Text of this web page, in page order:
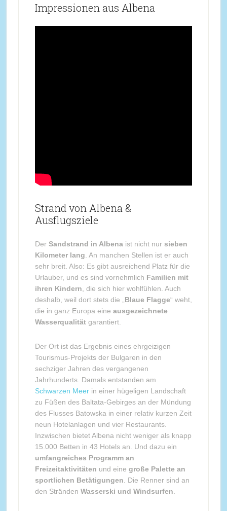
Impressionen aus Albena
Strand von Albena &
Ausflugsziele
Der Sandstrand in Albenaist nicht nur sieben
Kilometer lang . An manchen Stellen ist er auch
sehr breit. Also: Es gibt ausreichend Platz für die
Urlauber, und es sind vornehmlich Familien mit
ihren Kindern , die sich hier wohlfühlen. Auch
deshalb, weil dort stets die „ Blaue Flagge“ weht,
die in ganz Europa eine ausgezeichnete
Wasserqualitätgarantiert.
Der Ort ist das Ergebnis eines ehrgeizigen
Tourismus-Projekts der Bulgaren in den
sechziger Jahren des vergangenen
Jahrhunderts. Damals entstanden am
Schwarzen Meerin einer hügeligen Landschaft
zu Füßen des Baltata-Gebirges an der Mündung
des Flusses Batowska in einer relativ kurzen Zeit
neun Hotelanlagen und vier Restaurants.
Inzwischen bietet Albena nicht weniger als knapp
15.000 Betten in 43 Hotels an. Und dazu ein
umfangreiches Programm an
Freizeitaktivitäten und eine große Palette an
sportlichen Betätigungen . Die Renner sind an
den Stränden Wasserski und Windsurfen